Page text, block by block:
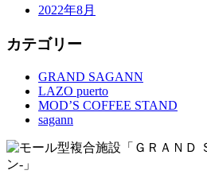
2022年8月
カテゴリー
GRAND SAGANN
LAZO puerto
MOD’S COFFEE STAND
sagann